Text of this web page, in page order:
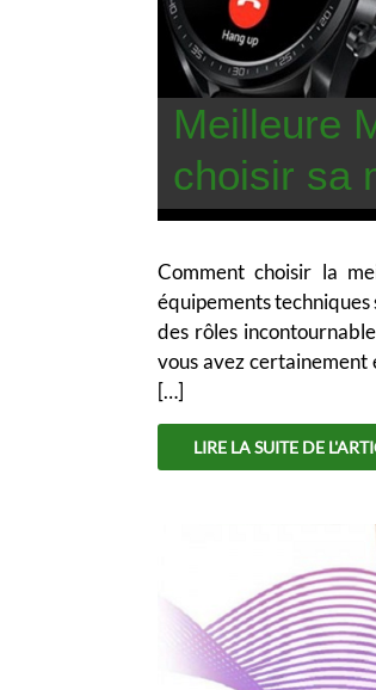
Meilleure
choisir sa
Comment choisir la
équipements
des rôles
vous avez certainement
[…]
LIRE LA SUITE DE